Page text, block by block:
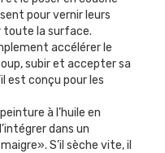
pour vernir leurs
toute la surface.
accélérer le
subir et accepter sa
est conçu pour les
à l’huile en
dans un
S’il sèche vite, il